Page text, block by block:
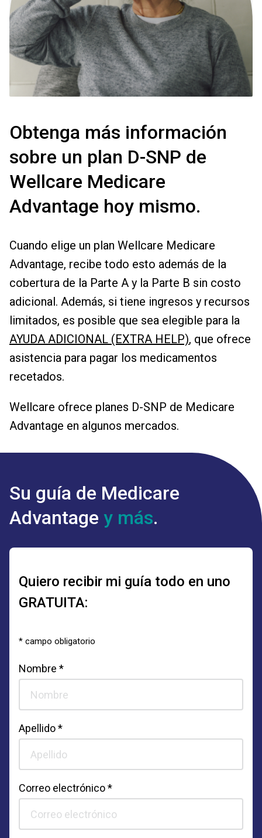
Obtenga más información
sobre un plan D-SNP de
Wellcare Medicare
Advantage hoy mismo.
Cuando elige un plan Wellcare Medicare
Advantage, recibe todo esto además de la
cobertura de la Parte A y la Parte B sin costo
adicional. Además, si tiene ingresos y recursos
limitados, es posible que sea elegible para la
AYUDA ADICIONAL (EXTRA HELP), que ofrece
asistencia para pagar los medicamentos
recetados.
Wellcare ofrece planes D-SNP de Medicare
Advantage en algunos mercados.
Su guía de Medicare
Advantage y más.
Quiero recibir mi guía todo en uno
GRATUITA:
* campo obligatorio
Nombre *
Apellido *
Correo electrónico *